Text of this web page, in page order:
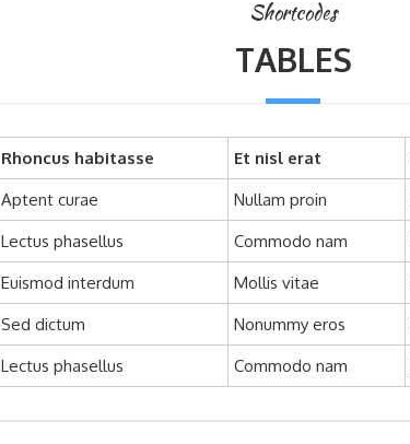
Shortcodes
TABLES
Rhoncus habitasse Et nisl erat
Aptent curae Nullam proin
Lectus phasellus Commodo nam
Euismod interdum Mollis vitae
Sed dictum Nonummy eros
Lectus phasellus Commodo nam